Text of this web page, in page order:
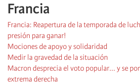
Francia
Francia: Reapertura de la temporada de
presión para ganar!
Mociones de apoyo y solidaridad
Medir la gravedad de la situación
Macron desprecia el voto popular... y se
extrema derecha